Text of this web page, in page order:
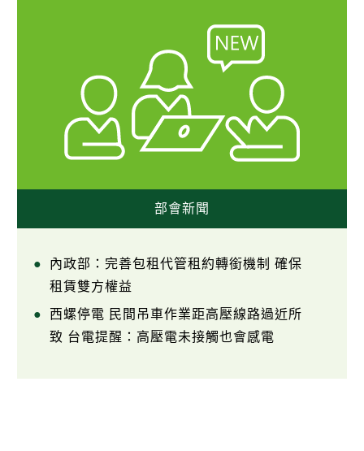
部會新聞
內政部：完善包租代管租約轉銜機制 確保
租賃雙方權益
西螺停電 民間吊車作業距高壓線路過近所
致 台電提醒：高壓電未接觸也會感電